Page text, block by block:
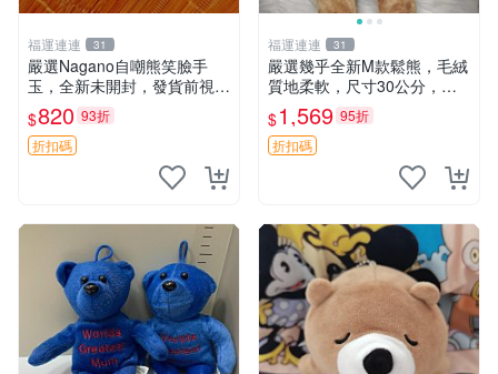
福運連連 31
嚴選Nagano自嘲熊笑臉手
玉，全新未開封，發貨前視頻
確認，海南 廣西 貴州 嚴選N
agano自嘲熊笑臉手玉，全新
未開封，發貨前視頻確認，四
$820 93折
折扣碼
福運連連 31
嚴選幾乎全新M款鬆熊，毛絨
質地柔軟，尺寸30公分，做
工精緻可愛，適合收藏或贈送
親友。中古使用痕跡，手感依
然優良。 鬆熊 嬰熊 毛玩偶
$1,569 95折
折扣碼